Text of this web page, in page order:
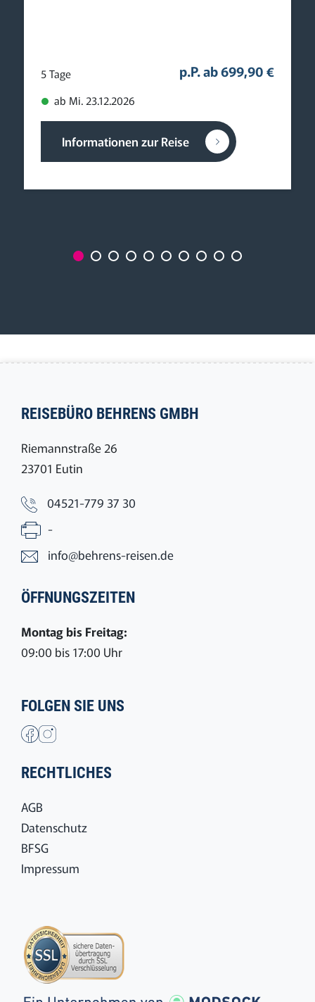
5 Tage
ab Mi. 23.12.2026
p.P. ab 699,90 €
Informationen zur Reise
REISEBÜRO BEHRENS GMBH
Riemannstraße 26
23701 Eutin
04521-779 37 30
-
info@behrens-reisen.de
ÖFFNUNGSZEITEN
Montag bis Freitag:
09:00 bis 17:00 Uhr
FOLGEN SIE UNS
RECHTLICHES
AGB
Datenschutz
BFSG
Impressum